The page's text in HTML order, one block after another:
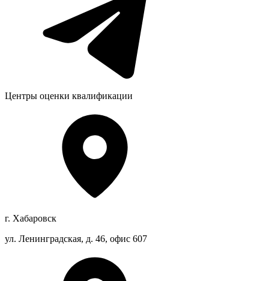
Центры оценки квалификации
г. Хабаровск
ул. Ленинградская, д. 46, офис 607